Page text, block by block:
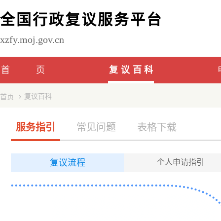
全国行政复议服务平台
xzfy.moj.gov.cn
首页 复议百科
首页 复议百科
服务指引 常见问题 表格下载
复议流程 个人申请指引